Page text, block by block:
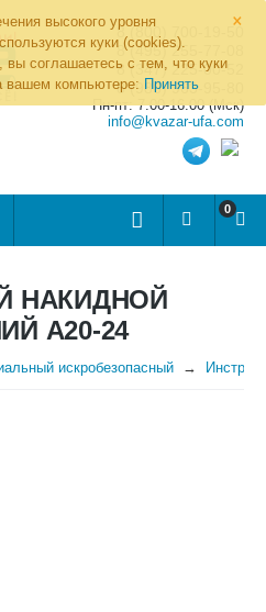
×
высокого уровня
куки (cookies).
вы соглашаетесь с тем, что куки
вашем компьютере: Принять
8 (800) 700-19-50
8 (495) 255-77-08
8 (347) 225-00-52
8 (986) 963-95-80
Пн-пт: 7.00-16.00 (Мск)
info@kvazar-ufa.com
0
НАКИДНОЙ
А20-24
искробезопасный